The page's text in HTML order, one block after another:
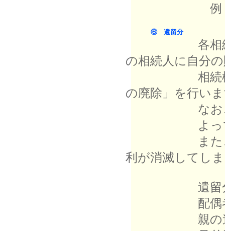
例 一ヶ月１
⑥ 遺留分
各相続人に
の相続人に自分
相続権があ
の廃除」を行い
なお、当然
よって、遺
また、遺留
利が消滅してし
遺留分
配偶者、子
親の遺留